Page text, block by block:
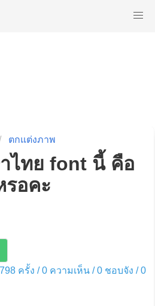
ตกแต่งภาพ
ไทย font นี้ คือ
รอคะ
ครั้ง / 0 ความเห็น /0ชอบจัง /0